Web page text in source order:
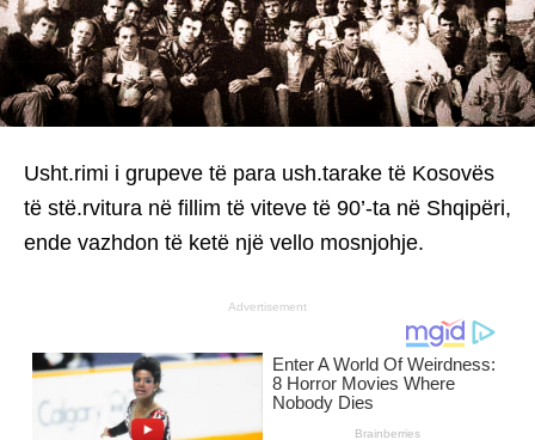
Usht.rimi i grupeve të para ush.tarake të Kosovës
të stë.rvitura në fillim të viteve të 90’-ta në Shqipëri,
ende vazhdon të ketë një vello mosnjohje.
Advertisement